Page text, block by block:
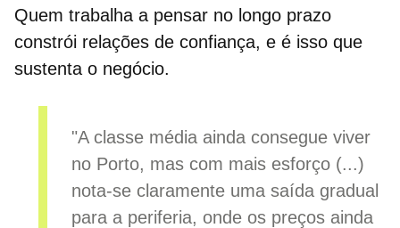
Quem trabalha a pensar no longo prazo
constrói relações de confiança, e é isso que
sustenta o negócio.
"A classe média ainda consegue viver
no Porto, mas com mais esforço (...)
nota-se claramente uma saída gradual
para a periferia, onde os preços ainda